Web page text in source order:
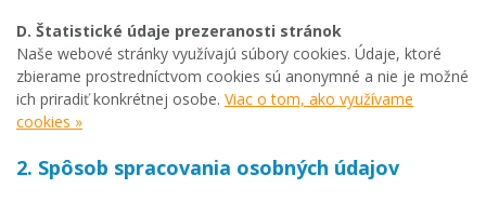
D. Štatistické údaje prezeranosti stránok
Naše webové stránky využívajú súbory cookies. Údaje, ktoré
zbierame prostredníctvom cookies sú anonymné a nie je možné
ich priradiť konkrétnej osobe. Viac o tom, ako využívame
cookies »
2. Spôsob spracovania osobných údajov